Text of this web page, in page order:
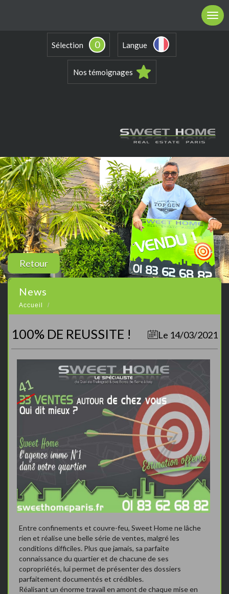
Sélection 0 Langue
Nos témoignages
Retour
news
Accueil
100% DE REUSSITE ! Le 14/03/2021
Entre confinements et couvre-feu, Sweet Home ne lâche
rien et réalise une belle série de ventes, malgré les
conditions difficiles. Plus que jamais, sa parfaite
connaissance du quartier et de chacune de ses
copropriétés, lui permet de présenter des dossiers
parfaitement documentés et crédibles.
Réalisant un énorme travail en amont de chaque mise en